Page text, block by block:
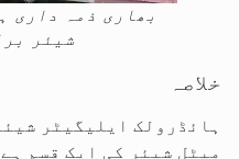
بھاری ذمہ داری
شیئر
خلاصہ
ہائڈرولک ایلیگیٹر
میٹل شیئر کی ایک قسم